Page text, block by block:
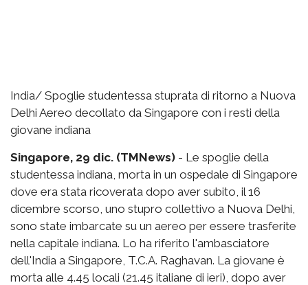
India/ Spoglie studentessa stuprata di ritorno a Nuova
Delhi Aereo decollato da Singapore con i resti della
giovane indiana
Singapore, 29 dic. (TMNews) - Le spoglie della
studentessa indiana, morta in un ospedale di Singapore
dove era stata ricoverata dopo aver subito, il 16
dicembre scorso, uno stupro collettivo a Nuova Delhi,
sono state imbarcate su un aereo per essere trasferite
nella capitale indiana. Lo ha riferito l'ambasciatore
dell'India a Singapore, T.C.A. Raghavan. La giovane è
morta alle 4.45 locali (21.45 italiane di ieri), dopo aver